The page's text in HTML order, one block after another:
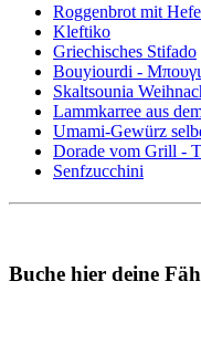
Roggenbrot mit Hefe
Kleftiko
Griechisches Stifado
Bouyiourdi -
Skaltsounia
Lammkarree aus
Umami-Gewürz
Dorade vom Grill -
Senfzucchini
Buche hier deine